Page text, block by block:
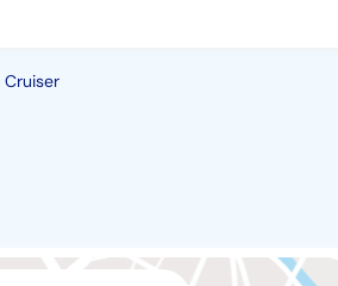
Cruiser